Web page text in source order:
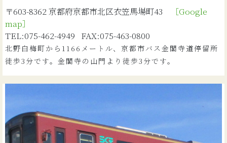
〒603-8362 京都府京都市北区衣笠馬場町43
［Google
map］
TEL:075-462-4949 FAX:075-463-0800
北野白梅町から1166メートル、京都市バス金閣寺道停留所
徒歩3分です。金閣寺の山門より徒歩3分です。